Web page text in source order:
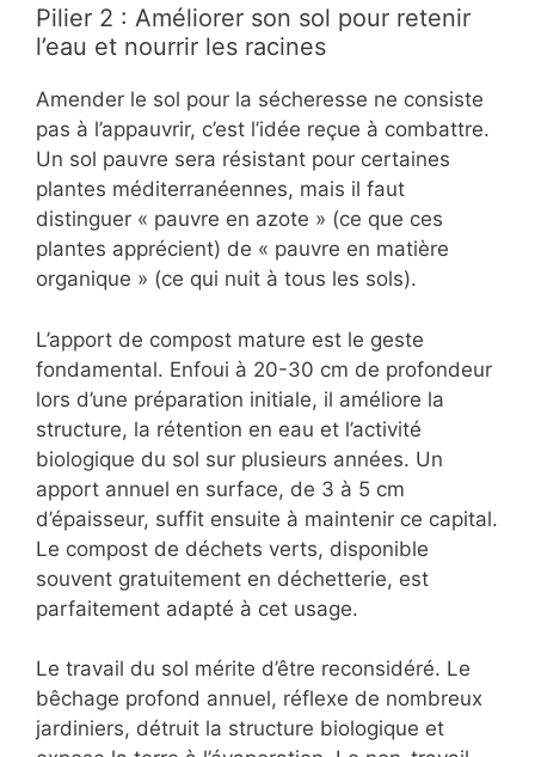
Pilier 2 : Améliorer son sol pour retenir
l’eau et nourrir les racines
Amender le sol pour la sécheresse ne consiste
pas à l’appauvrir, c’est l’idée reçue à combattre.
Un sol pauvre sera résistant pour certaines
plantes méditerranéennes, mais il faut
distinguer « pauvre en azote » (ce que ces
plantes apprécient) de « pauvre en matière
organique » (ce qui nuit à tous les sols).
L’apport de compost mature est le geste
fondamental. Enfoui à 20-30 cm de profondeur
lors d’une préparation initiale, il améliore la
structure, la rétention en eau et l’activité
biologique du sol sur plusieurs années. Un
apport annuel en surface, de 3 à 5 cm
d’épaisseur, suffit ensuite à maintenir ce capital.
Le compost de déchets verts, disponible
souvent gratuitement en déchetterie, est
parfaitement adapté à cet usage.
Le travail du sol mérite d’être reconsidéré. Le
bêchage profond annuel, réflexe de nombreux
jardiniers, détruit la structure biologique et